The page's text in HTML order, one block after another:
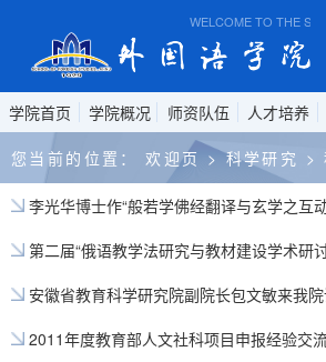
WELCOME TO THE
学院首页 学院概况 师资队伍 人才培养
您当前的位置： 欢迎页 > 科学研究 >
安徽省教育科学研究院副院长包文敏来我
2011年度教育部人文社科项目申报经验交